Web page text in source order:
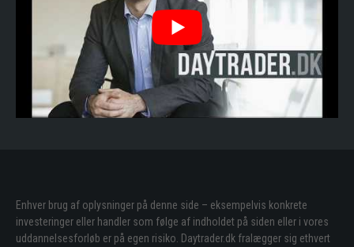
Enhver brug af oplysninger på denne side – eksempelvis konkrete
investeringer eller handler som følge af indholdet på siden eller i vores
uddannelsesforløb er på egen risiko. Daytrader.dk fralægger sig ethvert